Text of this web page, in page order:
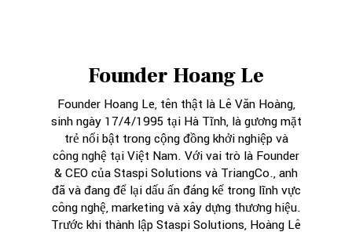
Founder Hoang Le
Founder Hoang Le, tên thật là Lê Văn Hoàng,
sinh ngày 17/4/1995 tại Hà Tĩnh, là gương mặt
trẻ nổi bật trong cộng đồng khởi nghiệp và
công nghệ tại Việt Nam. Với vai trò là Founder
& CEO của Staspi Solutions và TriangCo., anh
đã và đang để lại dấu ấn đáng kể trong lĩnh vực
công nghệ, marketing và xây dựng thương hiệu.
Trước khi thành lập Staspi Solutions, Hoàng Lê